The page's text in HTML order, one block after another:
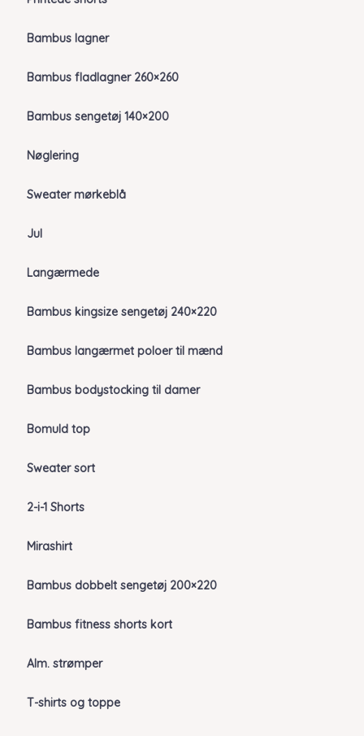
Bambus lagner
Bambus fladlagner 260×260
Bambus sengetøj 140×200
Nøglering
Sweater mørkeblå
Jul
Langærmede
Bambus kingsize sengetøj 240×220
Bambus langærmet poloer til mænd
Bambus bodystocking til damer
Bomuld top
Sweater sort
2-i-1 Shorts
Mirashirt
Bambus dobbelt sengetøj 200×220
Bambus fitness shorts kort
Alm. strømper
T-shirts og toppe